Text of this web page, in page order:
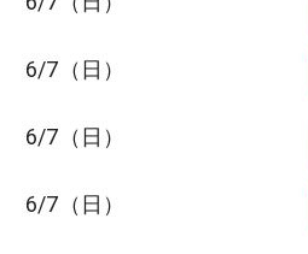
6/7（日）
6/7（日）
6/7（日）